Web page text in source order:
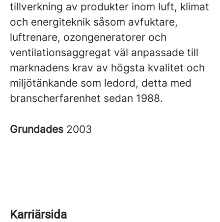
tillverkning av produkter inom luft, klimat
och energiteknik såsom avfuktare,
luftrenare, ozongeneratorer och
ventilationsaggregat väl anpassade till
marknadens krav av högsta kvalitet och
miljötänkande som ledord, detta med
branscherfarenhet sedan 1988.
Grundades 2003
Karriärsida